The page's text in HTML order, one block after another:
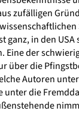
zufälligen
ganz, in den
Eine der
über die
Autoren
unter die